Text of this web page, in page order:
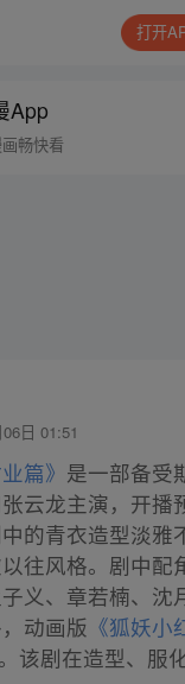
打开
App
畅快看
日 01:51
篇》 是一部备受
云龙主演，开播
的青衣造型淡雅
往风格。剧中配
义、章若楠、沈
动画版 《狐妖小
该剧在造型、服